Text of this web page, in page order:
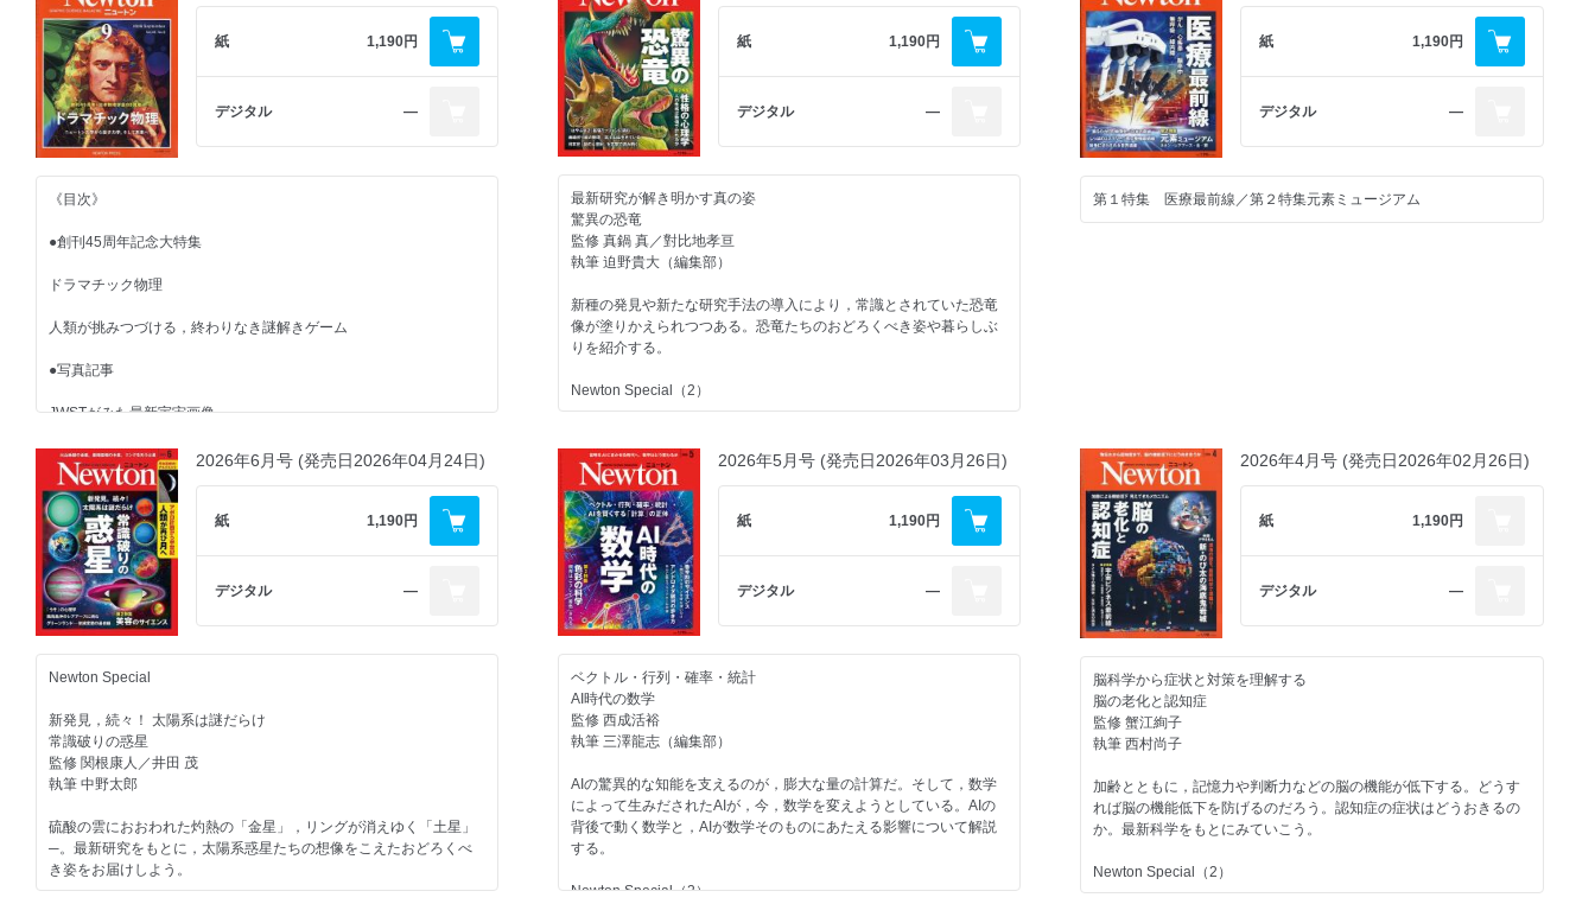
紙 1,190円
デジタル ―
《目次》
●創刊45周年記念大特集
ドラマチック物理
人類が挑みつづける，終わりなき謎解きゲーム
●写真記事
JWSTがみた最新宇宙画像
最新・最強の宇宙望遠鏡がとらえた宇宙の絶景
●一般記事
スイーツのサイエンス
パティシエの職人技を科学で解き明かす
●写真記事
いきものたちの超・生き残り術
昆虫から哺乳類まで おどろきの多様性にせまる
●星ごよみ
紙 1,190円
デジタル ―
最新研究が解き明かす真の姿
驚異の恐竜
監修 真鍋 真／對比地孝亘
執筆 迫野貴大（編集部）
新種の発見や新たな研究手法の導入により，常識とされていた恐竜
像が塗りかえられつつある。恐竜たちのおどろくべき姿や暮らしぶ
りを紹介する。
Newton Special（2）
人生を変える 性格の心理学
性格診断が流行している。性格は遺伝なのか。性格をはかるとはど
ういうことか。性格の正体を科学的視点からみていこう。
監修 小塩真司
執筆 梶原洵子
挑戦者
三桝裕也─小惑星に挑む
はやぶさ２♯─消耗に耐えて新たな冒険へ
聞き手 鶴田智也（編集部）
Nature View
富士山は生きている
溶岩と樹海が伝える大噴火の記憶
監修 藤井敏嗣
執筆 若井真也
Topic
曲線折り紙の数理
紙 1,190円
デジタル ―
第１特集 医療最前線／第２特集元素ミュージアム
2026年6月号 (発売日2026年04月24日)
紙 1,190円
デジタル ―
Newton Special
新発見，続々！ 太陽系は謎だらけ
常識破りの惑星
監修 関根康人／井田 茂
執筆 中野太郎
硫酸の雲におおわれた灼熱の「金星」，リングが消えゆく「土星」
─。最新研究をもとに，太陽系惑星たちの想像をこえたおどろくべ
き姿をお届けしよう。
2026年5月号 (発売日2026年03月26日)
紙 1,190円
デジタル ―
ベクトル・行列・確率・統計
AI時代の数学
監修 西成活裕
執筆 三澤龍志（編集部）
AIの驚異的な知能を支えるのが，膨大な量の計算だ。そして，数学
によって生みだされたAIが，今，数学を変えようとしている。AIの
背後で動く数学と，AIが数学そのものにあたえる影響について解説
する。
Newton Special（2）
2026年4月号 (発売日2026年02月26日)
紙 1,190円
デジタル ―
脳科学から症状と対策を理解する
脳の老化と認知症
監修 蟹江絢子
執筆 西村尚子
加齢とともに，記憶力や判断力などの脳の機能が低下する。どうす
れば脳の機能低下を防げるのだろう。認知症の症状はどうおきるの
か。最新科学をもとにみていこう。
Newton Special（2）